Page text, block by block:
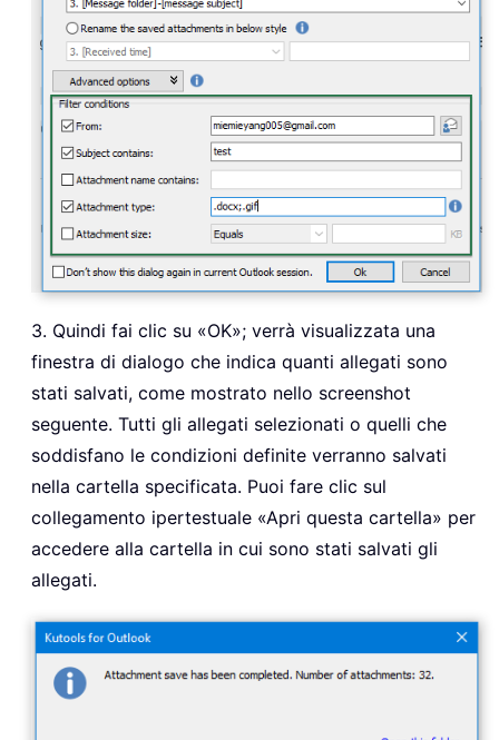
3. Quindi fai clic su «OK»; verrà visualizzata una
finestra di dialogo che indica quanti allegati sono
stati salvati, come mostrato nello screenshot
seguente. Tutti gli allegati selezionati o quelli che
soddisfano le condizioni definite verranno salvati
nella cartella specificata. Puoi fare clic sul
collegamento ipertestuale «Apri questa cartella» per
accedere alla cartella in cui sono stati salvati gli
allegati.